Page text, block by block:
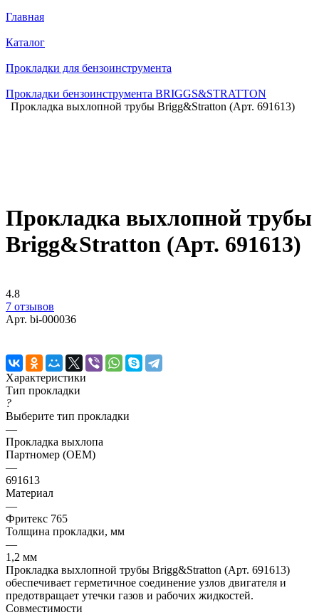
Главная
Каталог
Прокладки для бензоинструмента
Прокладки бензоинструмента BRIGGS&STRATTON
Прокладка выхлопной трубы Brigg&Stratton (Арт. 691613)
Прокладка выхлопной трубы
Brigg&Stratton (Арт. 691613)
4.8
7 отзывов
Арт. bi-000036
Характеристики
Тип прокладки
?
Выберите тип прокладки
—
Прокладка выхлопа
Партномер (OEM)
—
691613
Материал
—
Фритекс 765
Толщина прокладки, мм
—
1,2 мм
Прокладка выхлопной трубы Brigg&Stratton (Арт. 691613)
обеспечивает герметичное соединение узлов двигателя и
предотвращает утечки газов и рабочих жидкостей.
Совместимости